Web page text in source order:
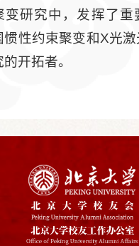
变研究中，发挥了重
惯性约束聚变和X光
开拓者。